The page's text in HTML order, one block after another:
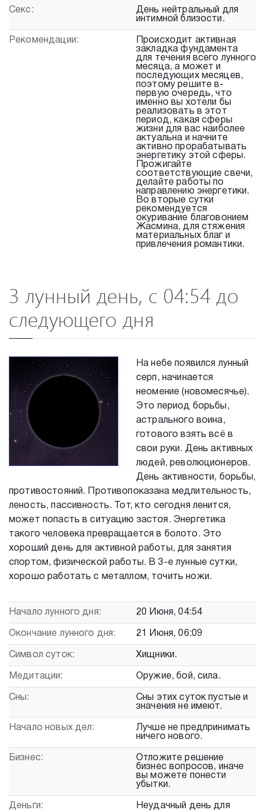
Секс:
День нейтральный для
интимной близости.
Рекомендации:
Происходит активная
закладка фундамента
для течения всего лунного
месяца, а может и
последующих месяцев,
поэтому решите в-
первую очередь, что
именно вы хотели бы
реализовать в этот
период, какая сферы
жизни для вас наиболее
актуальна и начните
активно прорабатывать
энергетику этой сферы.
Прожигайте
соответствующие свечи,
делайте работы по
направлению энергетики.
Во вторые сутки
рекомендуется
окуривание благовонием
Жасмина, для стяжения
материальных благ и
привлечения романтики.
3 лунный день, с 04:54 до
следующего дня
На небе появился лунный
серп, начинается
неомение (новомесячье).
Это период борьбы,
астрального воина,
готового взять всё в
свои руки. День активных
людей, революционеров.
День активности, борьбы,
противостояний. Противопоказана медлительность,
леность, пассивность. Тот, кто сегодня ленится,
может попасть в ситуацию застоя. Энергетика
такого человека превращается в болото. Это
хороший день для активной работы, для занятия
спортом, физической работы. В 3-е лунные сутки,
хорошо работать с металлом, точить ножи.
Начало лунного дня: 20 Июня, 04:54
Окончание лунного дня: 21 Июня, 06:09
Символ суток: Хищники.
Медитации: Оружие, бой, сила.
Сны:
Сны этих суток пустые и
значения не имеют.
Начало новых дел:
Лучше не предпринимать
ничего нового.
Бизнес:
Отложите решение
бизнес вопросов, иначе
вы можете понести
убытки.
Деньги: Неудачный день для